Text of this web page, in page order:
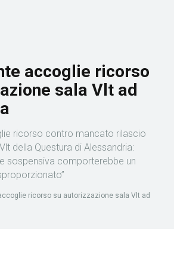
accoglie ricorso
sala Vlt ad
ricorso contro mancato rilascio
della Questura di Alessandria:
sospensiva comporterebbe un
ricorso su autorizzazione sala Vlt ad